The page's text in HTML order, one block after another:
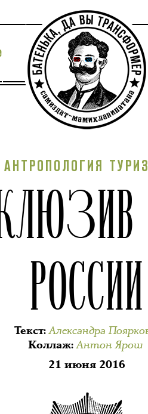
АНТРОПОЛОГИЯ
РОССИИ
Текст:Александра
Коллаж:Антон Ярош
21 июня 2016